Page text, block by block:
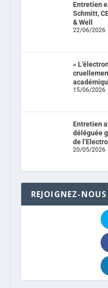
Entretien
Schmitt,
& Well
22/06/2026
«
15/06/2026
Entretien
déléguée
de
20/05/2026
REJOIGNEZ-NOUS